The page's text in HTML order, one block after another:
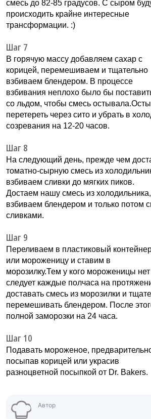
смесь до 82-85 градусов. С сыром
происходить крайне интересные
трансформации. :)
Шаг 7
В горячую массу добавляем сахар с
корицей, перемешиваем и тщательно
взбиваем блендером. В процессе
взбивания неплохо было бы
со льдом, чтобы смесь
перетереть через сито и убрать в
созревания на 12-20 часов.
Шаг 8
На следующий день, прежде чем
томатно-сырную смесь из
взбиваем сливки до мягких пиков.
Достаем нашу смесь из
взбиваем блендером и только потом
сливками.
Шаг 9
Переливаем в пластиковый
или мороженицу и ставим в
морозилку.Тем у кого мороженицы
следует каждые полчаса на
доставать смесь из морозилки и
перемешивать блендером. После
полной заморозки на 24 часа.
Шаг 10
Подавать мороженое,
посыпав корицей или украсив
разноцветной посыпкой от Dr. Bakers.
Автор